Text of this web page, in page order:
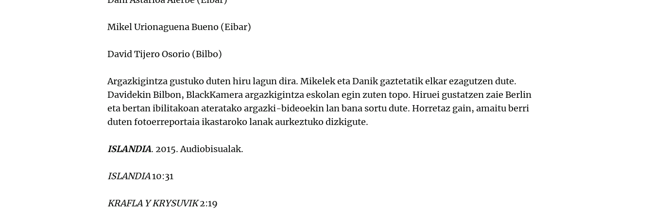
Mikel Urionaguena Bueno (Eibar)
David Tijero Osorio (Bilbo)
Argazkigintza gustuko duten hiru lagun dira. Mikelek eta Danik gaztetatik elkar ezagutzen dute.
Davidekin Bilbon, BlackKamera argazkigintza eskolan egin zuten topo. Hiruei gustatzen zaie Berlin
eta bertan ibilitakoan ateratako argazki-bideoekin lan bana sortu dute. Horretaz gain, amaitu berri
duten fotoerreportaia ikastaroko lanak aurkeztuko dizkigute.
ISLANDIA. 2015. Audiobisualak.
ISLANDIA10:31
KRAFLA Y KRYSUVIK2:19